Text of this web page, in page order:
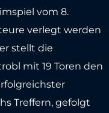
vom 8.
verlegt werden
stellt die
mit 19 Toren den
Treffern, gefolgt